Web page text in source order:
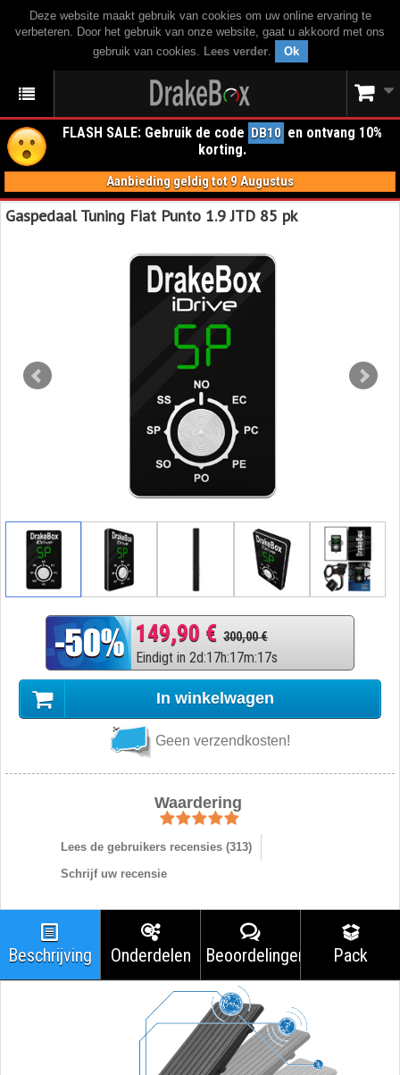
Deze website maakt gebruik van cookies om uw online ervaring te
verbeteren. Door het gebruik van onze website, gaat u akkoord met ons
gebruik van cookies. Lees verder. Ok
FLASH SALE: Gebruik de code DB10 en ontvang 10%
korting.
Aanbieding geldig tot 9 Augustus
Gaspedaal Tuning Fiat Punto 1.9 JTD 85 pk
149,90 € 300,00 €
Eindigt in 2d:17h:17m:16s
In winkelwagen
Geen verzendkosten!
Waardering
Lees de gebruikers recensies (313)
Schrijf uw recensie
Beschrijving Onderdelen Beoordelingen Pack